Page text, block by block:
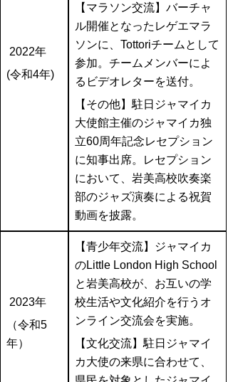
2022年
(令和4年)
【マラソン交流】バーチャ
ル開催となったレゲエマラ
ソンに、Tottoriチームとして
参加。チームメンバーによ
るビデオレターを送付。
【その他】駐日ジャマイカ
大使館主催のジャマイカ独
立60周年記念レセプション
に知事出席。レセプション
において、 岩美高校吹奏楽
部のジャズ演奏による祝賀
動画を披露。
2023年
（令和5
年）
【青少年交流】ジャマイカ
のLittle London High School
と岩美高校が、お互いの学
校生活や文化紹介を行うオ
ンライン交流会を実施。
【文化交流】駐日ジャマイ
カ大使の来県に合わせて、